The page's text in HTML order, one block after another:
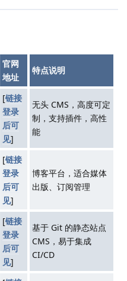
官网
地址
特点说明
[链接
登录
后可
见]
无头 CMS，高度可定
制，支持插件，高性
能
[链接
登录
后可
见]
博客平台，适合媒体
出版、订阅管理
[链接
登录
后可
见]
基于 Git 的静态站点
CMS，易于集成
CI/CD